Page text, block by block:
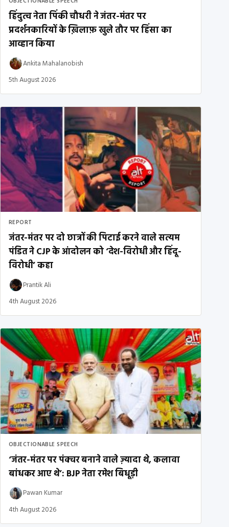
हिंदुत्व नेता पिंकी चौधरी ने जंतर-मंतर पर
प्रदर्शनकारियों के ख़िलाफ़ खुले तौर पर हिंसा का
आव्हान किया
Ankita Mahalanobish
5th August 2026
REPORT
जंतर-मंतर पर दो छात्रों की पिटाई करने वाले सत्यम
पंडित ने CJP के आंदोलन को ‘देश-विरोधी और हिंदू-
विरोधी’ कहा
Prantik Ali
4th August 2026
OBJECTIONABLE SPEECH
‘जंतर-मंतर पर पंक्चर बनाने वाले ज़्यादा थे, कलावा
बांधकर आए थे’: BJP नेता रमेश बिधूड़ी
Pawan Kumar
4th August 2026